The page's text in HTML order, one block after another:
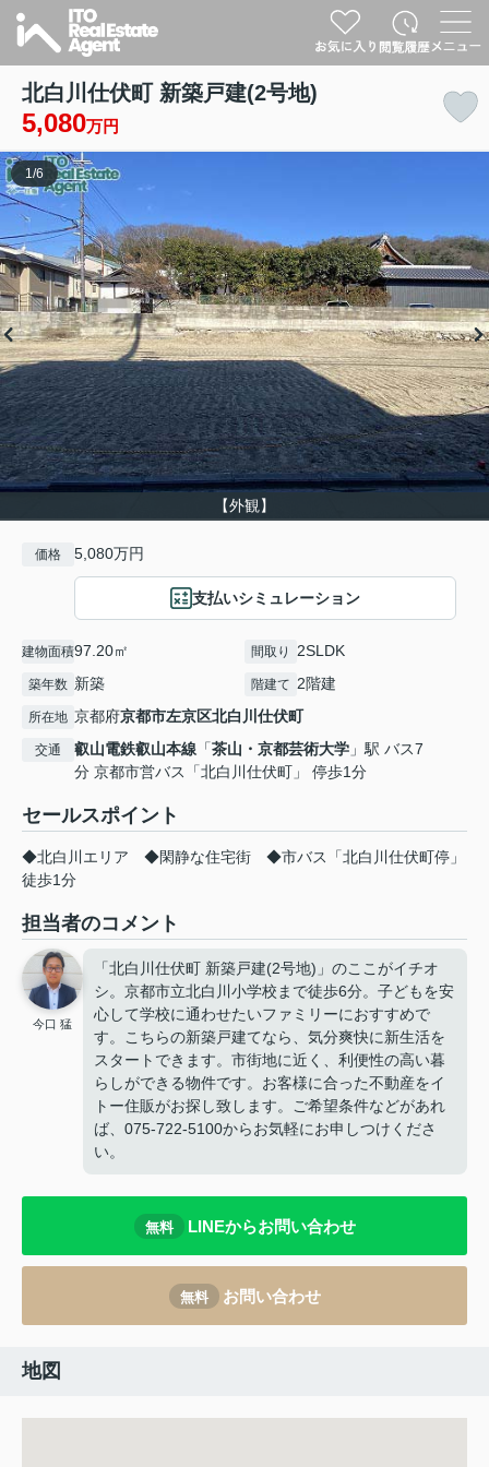
北白川仕伏町 新築戸建(2号地)
5,080万円
【外観】
1 /6
価格 5,080万円
支払いシミュレーション
建物面積97.20㎡ 間取り 2SLDK
築年数 新築 階建て 2階建
所在地 京都府京都市左京区北白川仕伏町
交通 叡山電鉄叡山本線 「茶山・京都芸術大学 」駅 バス7
分 京都市営バス「北白川仕伏町」 停歩1分
セールスポイント
◆北白川エリア ◆閑静な住宅街 ◆市バス「北白川仕伏町停」
徒歩1分
担当者のコメント
今口 猛
「北白川仕伏町 新築戸建(2号地)」のここがイチオ
シ。京都市立北白川小学校まで徒歩6分。子どもを安
心して学校に通わせたいファミリーにおすすめで
す。こちらの新築戸建てなら、気分爽快に新生活を
スタートできます。市街地に近く、利便性の高い暮
らしができる物件です。お客様に合った不動産をイ
トー住販がお探し致します。ご希望条件などがあれ
ば、075-722-5100からお気軽にお申しつけくださ
い。
無料 LINEからお問い合わせ
無料 お問い合わせ
地図